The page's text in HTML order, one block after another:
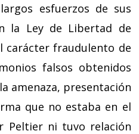
esfuerzos de sus
la Ley de Libertad de
carácter fraudulento de
falsos obtenidos
amenaza, presentación
que no estaba en el
Peltier ni tuvo relación